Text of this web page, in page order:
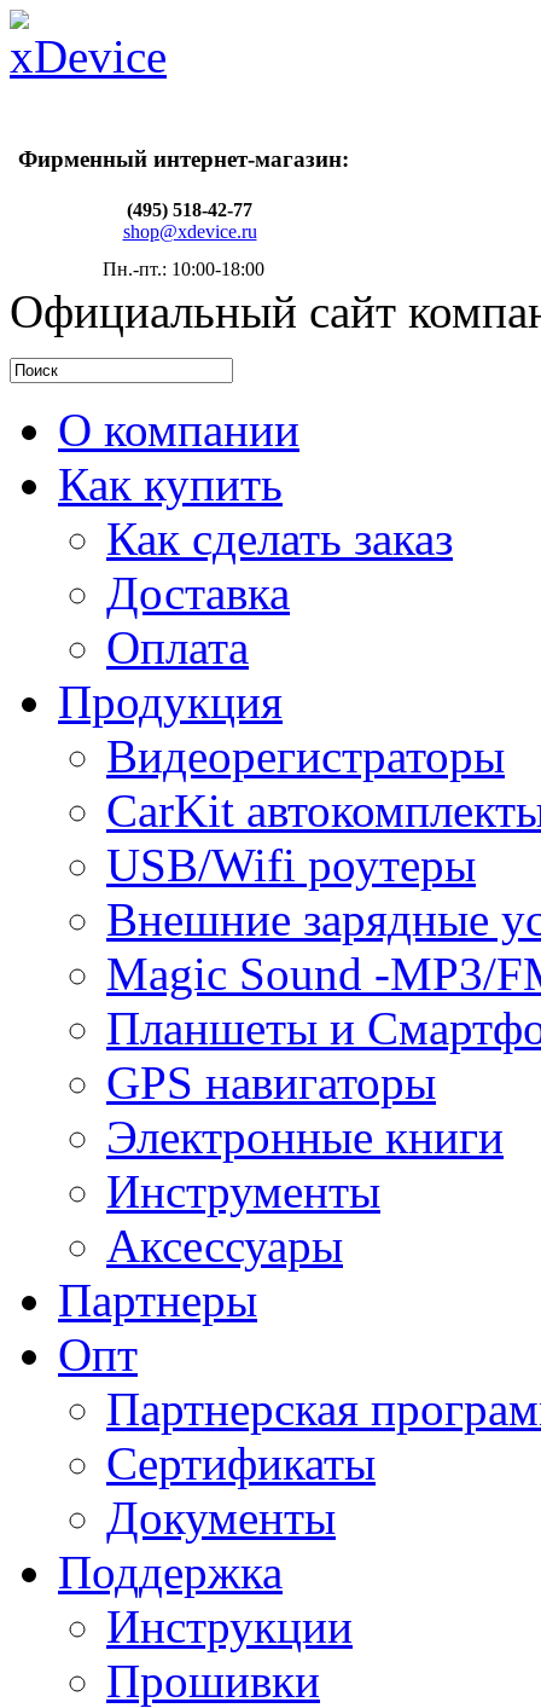
Фирменный интернет-магазин:
(495) 518-42-77
shop@xdevice.ru
Пн.-пт.: 10:00-18:00
Официальный сайт
О компании
Как купить
Как сделать заказ
Доставка
Оплата
Продукция
Видеорегистраторы
CarKit
USB/Wifi роутеры
Внешние зарядные
Magic Sound -MP3/
Планшеты и
GPS навигаторы
Электронные книги
Инструменты
Аксессуары
Партнеры
Опт
Партнерская
Сертификаты
Документы
Поддержка
Инструкции
Прошивки